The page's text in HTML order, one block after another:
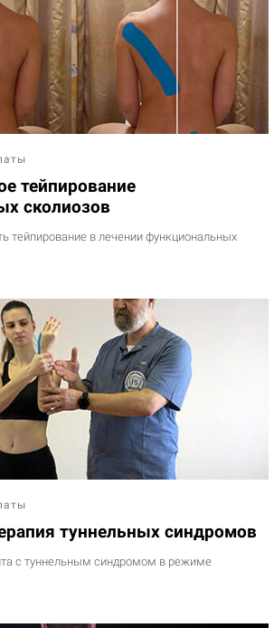
тейпирование
сколиозов
тейпирование в лечении функциональных
туннельных синдромов
с туннельным синдромом в режиме